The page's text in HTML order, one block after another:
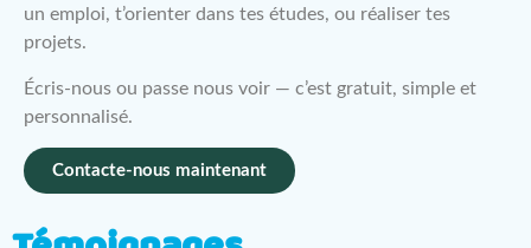
un emploi, t’orienter dans tes études, ou réaliser tes
projets.
Écris-nous ou passe nous voir — c’est gratuit, simple et
personnalisé.
Contacte-nous maintenant